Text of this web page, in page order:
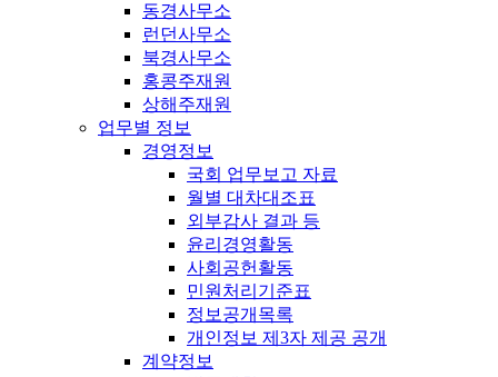
동경사무소
런던사무소
북경사무소
홍콩주재원
상해주재원
업무별 정보
경영정보
국회 업무보고 자료
월별 대차대조표
외부감사 결과 등
윤리경영활동
사회공헌활동
민원처리기준표
정보공개목록
개인정보 제3자 제공 공개
계약정보